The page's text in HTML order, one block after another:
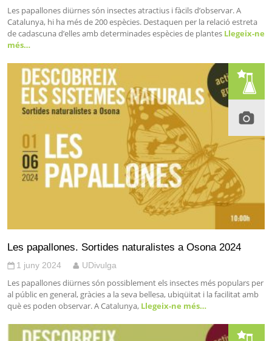
Les papallones diürnes són insectes atractius i fàcils d’observar. A
Catalunya, hi ha més de 200 espècies. Destaquen per la relació estreta
de cadascuna d’elles amb determinades espècies de plantes Llegeix-ne
més…
Les papallones. Sortides naturalistes a Osona 2024
1 juny 2024 UDivulga
Les papallones diürnes són possiblement els insectes més populars per
al públic en general, gràcies a la seva bellesa, ubiqüitat i la facilitat amb
què es poden observar. A Catalunya, Llegeix-ne més…